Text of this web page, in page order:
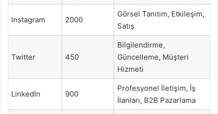
Instagram 2000
Görsel Tanıtım, Etkileşim,
Satış
Twitter 450
Bilgilendirme,
Güncelleme, Müşteri
Hizmeti
LinkedIn 900
Profesyonel İletişim, İş
İlanları, B2B Pazarlama